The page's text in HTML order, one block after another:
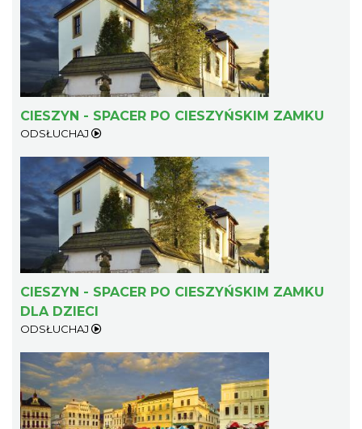
CIESZYN - SPACER PO CIESZYŃSKIM ZAMKU
ODSŁUCHAJ
CIESZYN - SPACER PO CIESZYŃSKIM ZAMKU
DLA DZIECI
ODSŁUCHAJ